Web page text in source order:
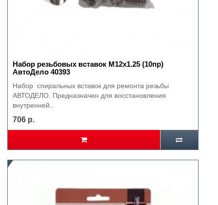
Набор резьбовых вставок М12х1.25 (10пр)
АвтоДело 40393
Набор спиральных вставок для ремонта резьбы
АВТОДЕЛО. Предназначен для восстановления
внутренней..
706 р.